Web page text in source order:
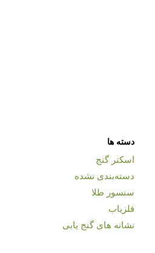
دسته ها
اسکنر گنج
دسته‌بندی نشده
سنسور طلا
فلزیاب
نشانه های گنج یابی